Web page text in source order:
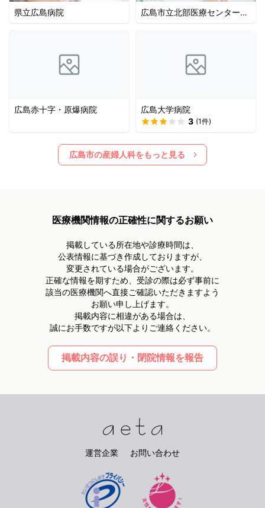
県立広島病院
広島市立北部医療センター安
広島赤十字・原爆病院
広島大学病院
3 (1件)
広島市の産婦人科をもっと見る
医療機関情報の正確性に関するお願い
掲載している所在地や診療時間は、
公表情報に基づき作成しておりますが、
変更されている場合がございます。
正確な情報を期すため、受診の際は必ず事前に
該当の医療機関へ直接ご確認いただきますよう
お願い申し上げます。
掲載内容に相違がある場合は、
誠にお手数ですが以下よりご連絡ください。
掲載内容の誤り・閉院情報を報告
運営企業 お問い合わせ